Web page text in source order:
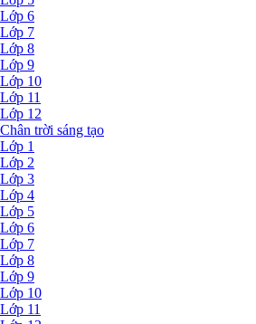
Lớp 6
Lớp 7
Lớp 8
Lớp 9
Lớp 10
Lớp 11
Lớp 12
Chân trời sáng tạo
Lớp 1
Lớp 2
Lớp 3
Lớp 4
Lớp 5
Lớp 6
Lớp 7
Lớp 8
Lớp 9
Lớp 10
Lớp 11